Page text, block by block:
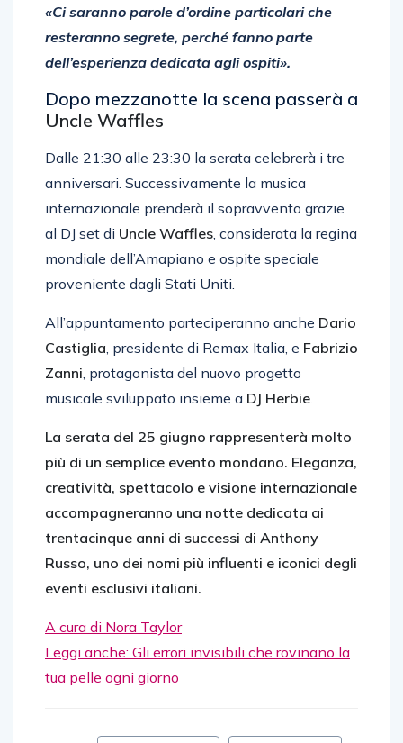
«Ci saranno parole d’ordine particolari che
resteranno segrete, perché fanno parte
dell’esperienza dedicata agli ospiti».
Dopo mezzanotte la scena passerà a
Uncle Waffles
Dalle 21:30 alle 23:30 la serata celebrerà i tre
anniversari. Successivamente la musica
internazionale prenderà il sopravvento grazie
al DJ set di Uncle Waffles , considerata la regina
mondiale dell’Amapiano e ospite speciale
proveniente dagli Stati Uniti.
All’appuntamento parteciperanno anche Dario
Castiglia , presidente di Remax Italia, e Fabrizio
Zanni , protagonista del nuovo progetto
musicale sviluppato insieme a DJ Herbie
La serata del 25 giugno rappresenterà molto
più di un semplice evento mondano. Eleganza,
creatività, spettacolo e visione internazionale
accompagneranno una notte dedicata ai
trentacinque anni di successi di Anthony
Russo, uno dei nomi più influenti e iconici degli
eventi esclusivi italiani.
A cura di Nora Taylor
Leggi anche: Gli errori invisibili che rovinano la
tua pelle ogni giorno